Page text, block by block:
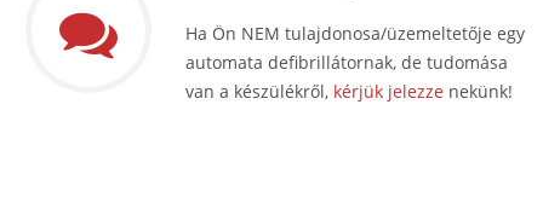
Ha Ön NEM tulajdonosa/üzemeltetője egy
automata defibrillátornak, de tudomása
van a készülékről, kérjük jelezze nekünk!